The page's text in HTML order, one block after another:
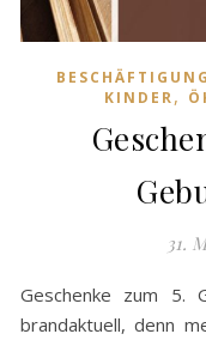
KINDER,
31.
Geschenke zum 5.
brandaktuell, denn